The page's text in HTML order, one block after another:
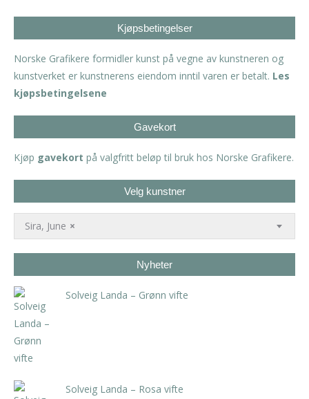
Kjøpsbetingelser
Norske Grafikere formidler kunst på vegne av kunstneren og
kunstverket er kunstnerens eiendom inntil varen er betalt. Les
kjøpsbetingelsene
Gavekort
Kjøp gavekort på valgfritt beløp til bruk hos Norske Grafikere.
Velg kunstner
×
Sira, June
Nyheter
Solveig Landa – Grønn vifte
Solveig Landa – Rosa vifte